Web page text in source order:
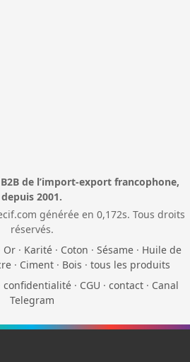
de l’import-export francophone,
depuis 2001.
générée en 0,172s. Tous droits
réservés.
Or · Karité · Coton · Sésame · Huile de
· Ciment· Bois · tous les produits
confidentialité · CGU · contact · Canal
Telegram